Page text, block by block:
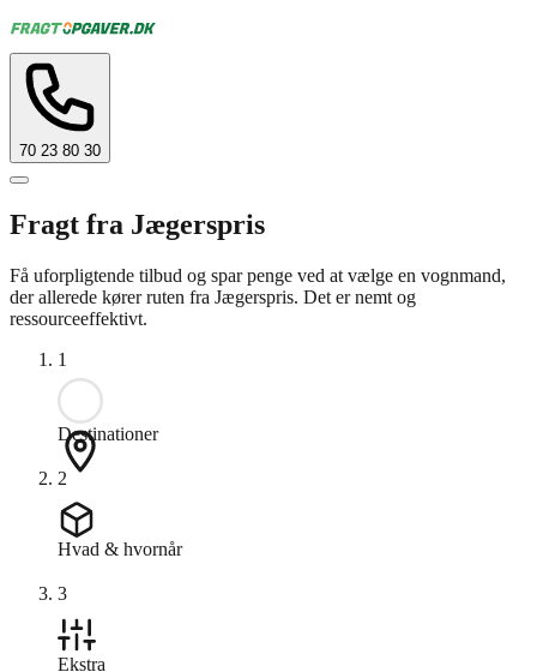
70 23 80 30
Fragt fra Jægerspris
Få uforpligtende tilbud og spar penge ved at vælge en vognmand,
der allerede kører ruten fra Jægerspris. Det er nemt og
ressourceeffektivt.
1
Destinationer
2
Hvad & hvornår
3
Ekstra